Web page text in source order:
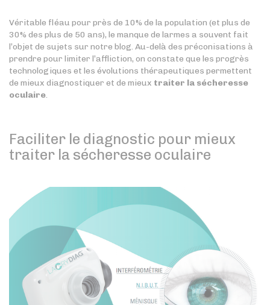
Véritable fléau pour près de 10% de la population (et plus de
30% des plus de 50 ans), le manque de larmes a souvent fait
l’objet de sujets sur notre blog. Au-delà des préconisations à
prendre pour limiter l’affliction, on constate que les progrès
technologiques et les évolutions thérapeutiques permettent
de mieux diagnostiquer et de mieux traiter la sécheresse
oculaire.
Faciliter le diagnostic pour mieux
traiter la sécheresse oculaire